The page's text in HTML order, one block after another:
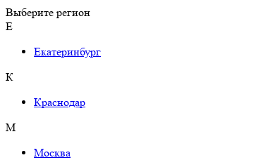
Выберите регион
Е
Екатеринбург
К
Краснодар
М
Москва